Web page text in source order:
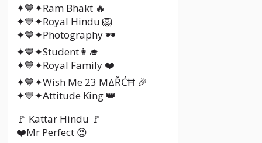
✦💙✦Ram Bhakt 🔥
✦💙✦Royal Hindu 🦁
✦💙✦Photography 🕶️
✦💙✦Student👩‍🎓
✦💙✦Royal Family ❤️
✦💙✦Wish Me 23 ΜΔŘĆĦ 🎉
✦💙✦Attitude King 👑
🚩 Kattar Hindu 🚩
❤️Mr Perfect 😍